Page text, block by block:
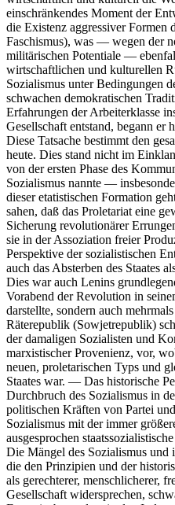
einschränkendes Moment der
die Existenz aggressiver Formen
Faschismus), was — wegen der
militärischen Potentiale —
wirtschaftlichen und kulturellen
Sozialismus unter Bedingungen
schwachen demokratischen
Erfahrungen der Arbeiterklasse
Gesellschaft entstand, begann er
Diese Tatsache bestimmt den
heute. Dies stand nicht im
von der ersten Phase des
Sozialismus nannte —
dieser etatistischen Formation
sahen, daß das Proletariat eine
Sicherung revolutionärer
sie in der Assoziation freier
Perspektive der sozialistischen
auch das Absterben des Staates
Dies war auch Lenins
Vorabend der Revolution in
darstellte, sondern auch
Räterepublik (Sowjetrepublik)
der damaligen Sozialisten und
marxistischer Provenienz, vor,
neuen, proletarischen Typs und
Staates war. — Das historische
Durchbruch des Sozialismus in
politischen Kräften von Partei
Sozialismus mit der immer
ausgesprochen
Die Mängel des Sozialismus und
die den Prinzipien und der
als gerechterer, menschlicherer,
Gesellschaft widersprechen,